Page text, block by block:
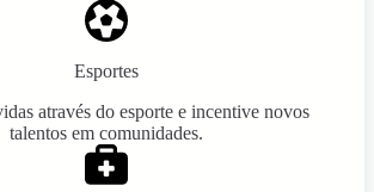
Esportes
através do esporte e incentive novos
talentos em comunidades.